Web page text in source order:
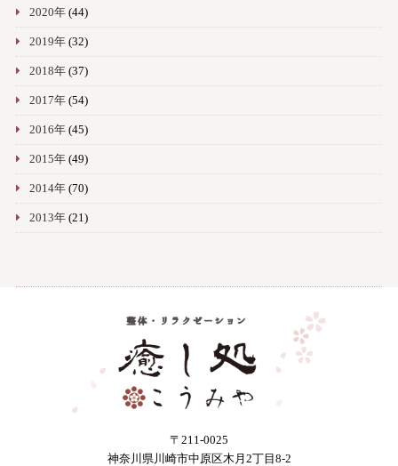
2020年(44)
2019年(32)
2018年(37)
2017年(54)
2016年(45)
2015年(49)
2014年(70)
2013年(21)
〒211-0025
神奈川県川崎市中原区木月2丁目8-2